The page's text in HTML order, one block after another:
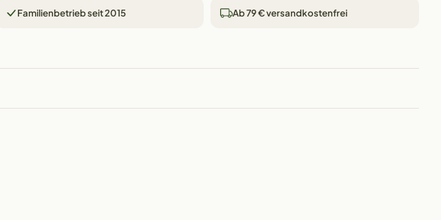
Familienbetrieb seit 2015 Ab 79 € versandkostenfrei